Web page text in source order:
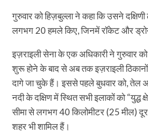
गुरुवार को हिज़बुल्ला ने कहा कि उसने
लगभग 20 हमले किए, जिनमें रॉकेट और
इज़राइली सेना के एक अधिकारी ने गुरुवार को
शुरू होने के बाद से अब तक इज़राइली
दागे जा चुके हैं। इससे पहले बुधवार को, तेल
नदी के दक्षिण में स्थित सभी इलाकों को “युद्ध
सीमा से लगभग 40 किलोमीटर (25 मील)
शहर भी शामिल हैं।